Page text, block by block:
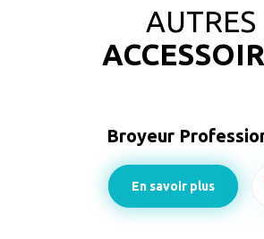
AUTRES
Broyeur
En savoir plus